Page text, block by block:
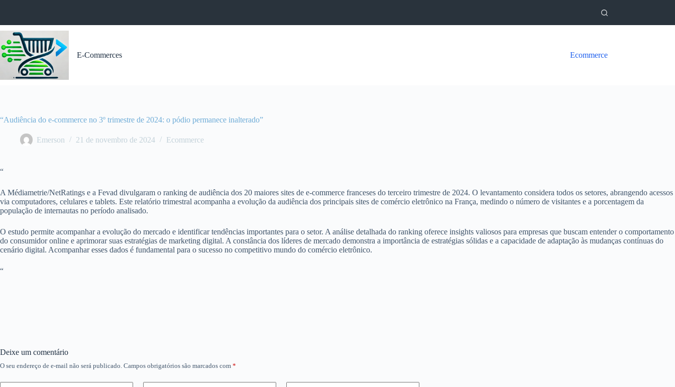
conteúdo
E-Commerces Ecommerce
“Audiência do e-commerce no 3º trimestre de 2024: o pódio permanece inalterado”
Emerson 21 de novembro de 2024 Ecommerce
“
A Médiametrie/NetRatings e a Fevad divulgaram o ranking de audiência dos 20 maiores sites de e-commerce franceses do terceiro trimestre de 2024. O levantamento considera todos os setores, abrangendo acessos
via computadores, celulares e tablets. Este relatório trimestral acompanha a evolução da audiência dos principais sites de comércio eletrônico na França, medindo o número de visitantes e a porcentagem da
população de internautas no período analisado.
O estudo permite acompanhar a evolução do mercado e identificar tendências importantes para o setor. A análise detalhada do ranking oferece insights valiosos para empresas que buscam entender o comportamento
do consumidor online e aprimorar suas estratégias de marketing digital. A constância dos líderes de mercado demonstra a importância de estratégias sólidas e a capacidade de adaptação às mudanças contínuas do
cenário digital. Acompanhar esses dados é fundamental para o sucesso no competitivo mundo do comércio eletrônico.
“
Deixe um comentário
O seu endereço de e-mail não será publicado. Campos obrigatórios são marcados com *